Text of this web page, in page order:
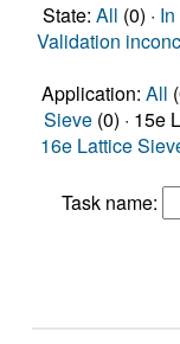
State: All (0) ·
Validation
Application: All
Sieve (0) · 15e
16e Lattice
Task name: